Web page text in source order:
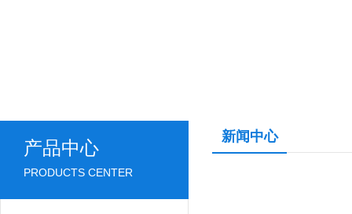
产品中心
PRODUCTS CENTER
新闻中心